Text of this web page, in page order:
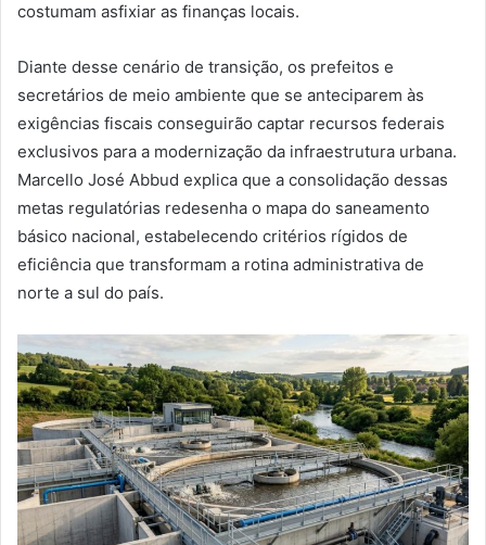
costumam asfixiar as finanças locais.
Diante desse cenário de transição, os prefeitos e
secretários de meio ambiente que se anteciparem às
exigências fiscais conseguirão captar recursos federais
exclusivos para a modernização da infraestrutura urbana.
Marcello José Abbud explica que a consolidação dessas
metas regulatórias redesenha o mapa do saneamento
básico nacional, estabelecendo critérios rígidos de
eficiência que transformam a rotina administrativa de
norte a sul do país.